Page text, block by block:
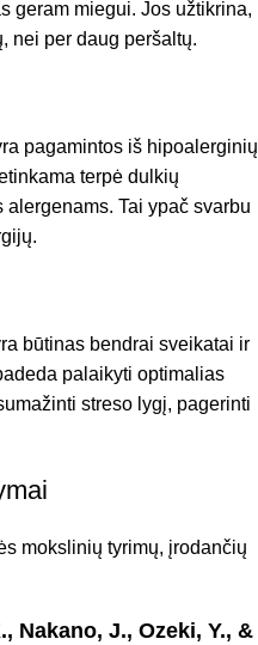
geram miegui. Jos užtikrina,
nei per daug peršaltų.
pagamintos iš hipoalerginių
terpė dulkių
Tai ypač svarbu
būtinas bendrai sveikatai ir
palaikyti optimalias
streso lygį, pagerinti
mokslinių tyrimų, įrodančių
Nakano, J., Ozeki, Y., &